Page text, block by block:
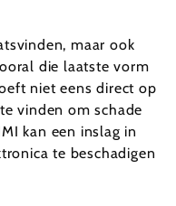
maar ook
die laatste vorm
niet eens direct op
vinden om schade
kan een inslag in
te beschadigen